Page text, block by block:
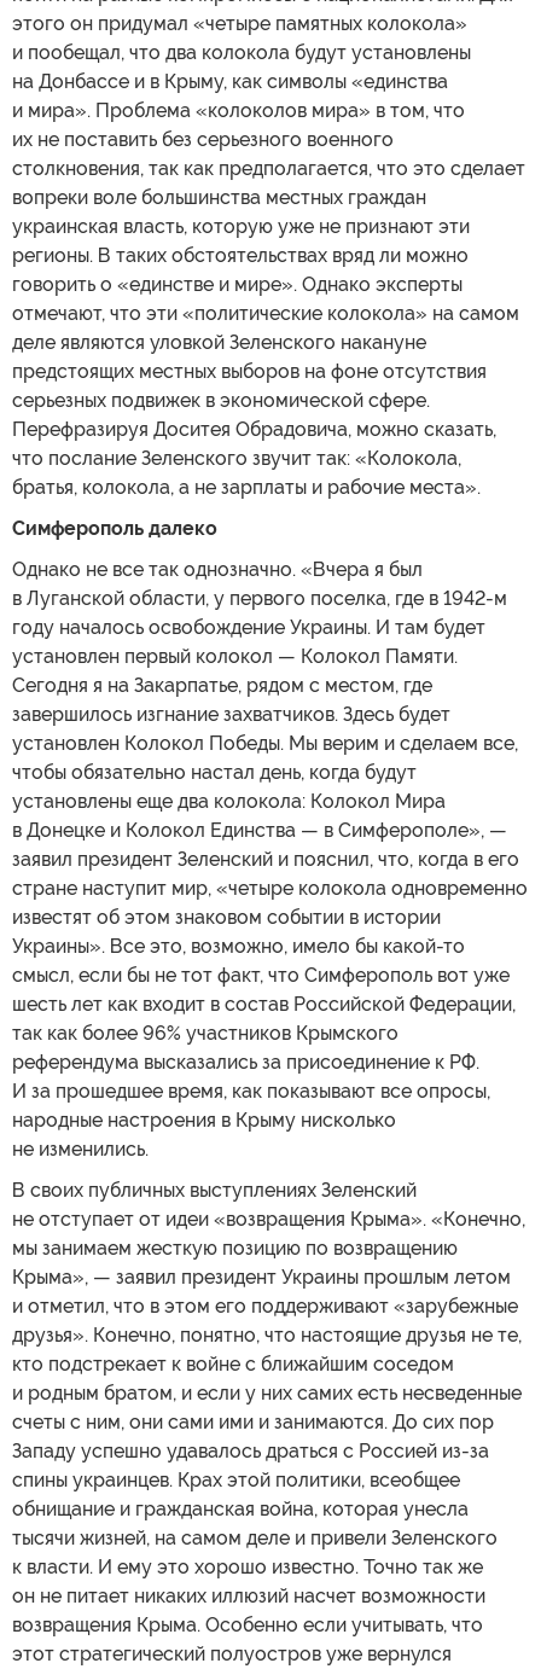
этого он придумал «четыре памятных колокола»
и пообещал, что два колокола будут установлены
на Донбассе и в Крыму, как символы «единства
и мира». Проблема «колоколов мира» в том, что
их не поставить без серьезного военного
столкновения, так как предполагается, что это сделает
вопреки воле большинства местных граждан
украинская власть, которую уже не признают эти
регионы. В таких обстоятельствах вряд ли можно
говорить о «единстве и мире». Однако эксперты
отмечают, что эти «политические колокола» на самом
деле являются уловкой Зеленского накануне
предстоящих местных выборов на фоне отсутствия
серьезных подвижек в экономической сфере.
Перефразируя Доситея Обрадовича, можно сказать,
что послание Зеленского звучит так: «Колокола,
братья, колокола, а не зарплаты и рабочие места».
Симферополь далеко
Однако не все так однозначно. «Вчера я был
в Луганской области, у первого поселка, где в 1942-м
году началось освобождение Украины. И там будет
установлен первый колокол — Колокол Памяти.
Сегодня я на Закарпатье, рядом с местом, где
завершилось изгнание захватчиков. Здесь будет
установлен Колокол Победы. Мы верим и сделаем все,
чтобы обязательно настал день, когда будут
установлены еще два колокола: Колокол Мира
в Донецке и Колокол Единства — в Симферополе», —
заявил президент Зеленский и пояснил, что, когда в его
стране наступит мир, «четыре колокола одновременно
известят об этом знаковом событии в истории
Украины». Все это, возможно, имело бы какой-то
смысл, если бы не тот факт, что Симферополь вот уже
шесть лет как входит в состав Российской Федерации,
так как более 96% участников Крымского
референдума высказались за присоединение к РФ.
И за прошедшее время, как показывают все опросы,
народные настроения в Крыму нисколько
не изменились.
В своих публичных выступлениях Зеленский
не отступает от идеи «возвращения Крыма». «Конечно,
мы занимаем жесткую позицию по возвращению
Крыма», — заявил президент Украины прошлым летом
и отметил, что в этом его поддерживают «зарубежные
друзья». Конечно, понятно, что настоящие друзья не те,
кто подстрекает к войне с ближайшим соседом
и родным братом, и если у них самих есть несведенные
счеты с ним, они сами ими и занимаются. До сих пор
Западу успешно удавалось драться с Россией из-за
спины украинцев. Крах этой политики, всеобщее
обнищание и гражданская война, которая унесла
тысячи жизней, на самом деле и привели Зеленского
к власти. И ему это хорошо известно. Точно так же
он не питает никаких иллюзий насчет возможности
возвращения Крыма. Особенно если учитывать, что
этот стратегический полуостров уже вернулся